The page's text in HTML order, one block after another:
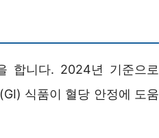
합니다. 2024년 기준으로
식품이 혈당 안정에 도움